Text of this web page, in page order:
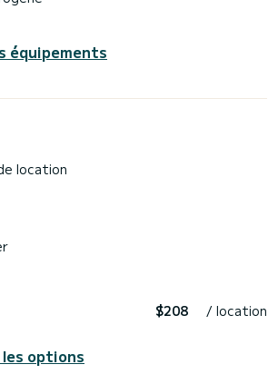
équipements
location
$208 / location
options